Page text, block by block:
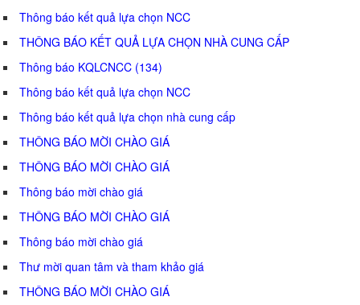
Thông báo kết quả lựa chọn NCC
THÔNG BÁO KẾT QUẢ LỰA CHỌN NHÀ CUNG CẤP
Thông báo KQLCNCC (134)
Thông báo kết quả lựa chọn NCC
Thông báo kết quả lựa chọn nhà cung cấp
THÔNG BÁO MỜI CHÀO GIÁ
THÔNG BÁO MỜI CHÀO GIÁ
Thông báo mời chào giá
THÔNG BÁO MỜI CHÀO GIÁ
Thông báo mời chào giá
Thư mời quan tâm và tham khảo giá
THÔNG BÁO MỜI CHÀO GIÁ